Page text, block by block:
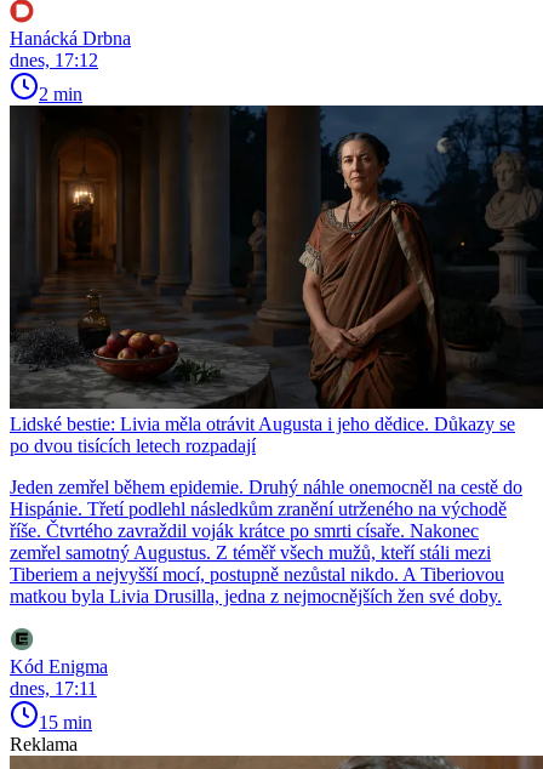
Hanácká Drbna
dnes, 17:12
2 min
Lidské bestie: Livia měla otrávit Augusta i jeho dědice. Důkazy se
po dvou tisících letech rozpadají
Jeden zemřel během epidemie. Druhý náhle onemocněl na cestě do
Hispánie. Třetí podlehl následkům zranění utrženého na východě
říše. Čtvrtého zavraždil voják krátce po smrti císaře. Nakonec
zemřel samotný Augustus. Z téměř všech mužů, kteří stáli mezi
Tiberiem a nejvyšší mocí, postupně nezůstal nikdo. A Tiberiovou
matkou byla Livia Drusilla, jedna z nejmocnějších žen své doby.
Kód Enigma
dnes, 17:11
15 min
Reklama